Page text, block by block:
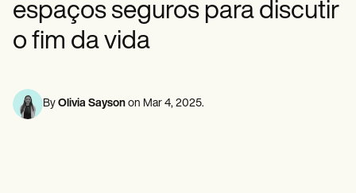
Profissionais de saúde mental
Assistentes sociais
Dietistas e nutricionistas
Massoterapeutas
Terapeutas ocupacionais
Insurance claims
Speech therapists
Life coaches
Massage therapists
Personal trainers
espaços seguros para discutir
o fim da vida
By Olivia Sayson on Mar 4, 2025.